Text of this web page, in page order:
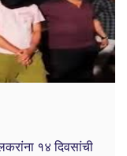
१४ दिवसांची